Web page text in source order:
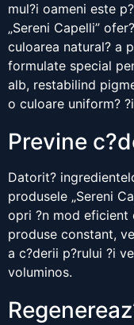
mul?i oameni este
„Sereni Capelli”
culoarea natural? a
formulate special
alb, restabilind
o culoare uniform?
Previne
Datorit?
produsele „Sereni
opri ?n mod eficient
produse constant,
a c?derii p?rului ?i
voluminos.